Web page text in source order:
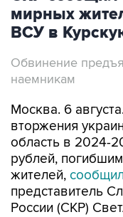
мирных
ВСУ в
Обвинение
наемникам
Москва. 6
вторжения
область в 2024-
рублей,
жителей,
представитель
России (СКР)